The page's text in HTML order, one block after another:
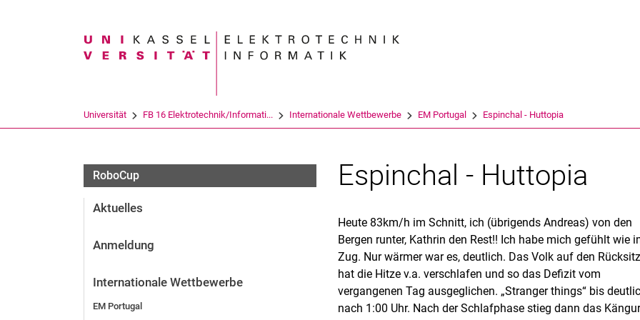
Suchbegriff
Universität FB 16 Elektrotechnik/Informati... Internationale Wettbewerbe EM Portugal Espinchal - Huttopia
RoboCup
Aktuelles
Anmeldung
Internationale Wettbewerbe
EM Portugal
Espinchal - Huttopia
Heute 83km/h im Schnitt, ich (übrigends Andreas) von den
Bergen runter, Kathrin den Rest!! Ich habe mich gefühlt wie
Zug. Nur wärmer war es, deutlich. Das Volk auf den
hat die Hitze v.a. verschlafen und so das Defizit vom
vergangenen Tag ausgeglichen. „Stranger things“ bis
nach 1:00 Uhr. Nach der Schlafphase stieg dann das